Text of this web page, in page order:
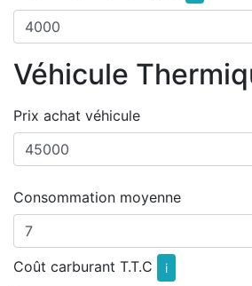
Véhicule
Prix achat véhicule
Consommation moyenne
Coût carburant T.T.C
i